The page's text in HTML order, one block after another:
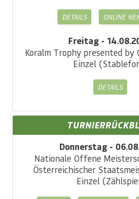
DETAILS ONLINE
Freitag -
Koralm Trophy presented by
Einzel
DETAILS
Donnerstag -
Nationale Offene
Österreichischer
Einzel